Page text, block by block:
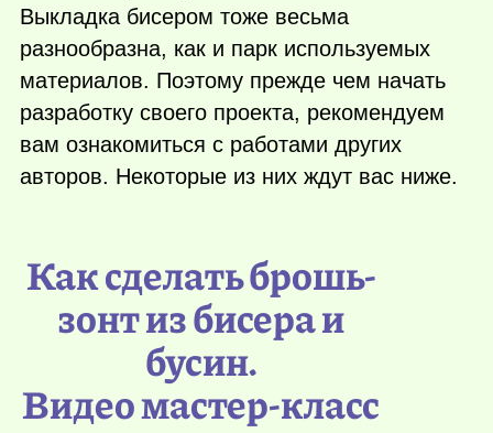
Выкладка бисером тоже весьма
разнообразна, как и парк используемых
материалов. Поэтому прежде чем начать
разработку своего проекта, рекомендуем
вам ознакомиться с работами других
авторов. Некоторые из них ждут вас ниже.
Как сделать брошь-
зонт из бисера и
бусин.
Видео мастер-класс